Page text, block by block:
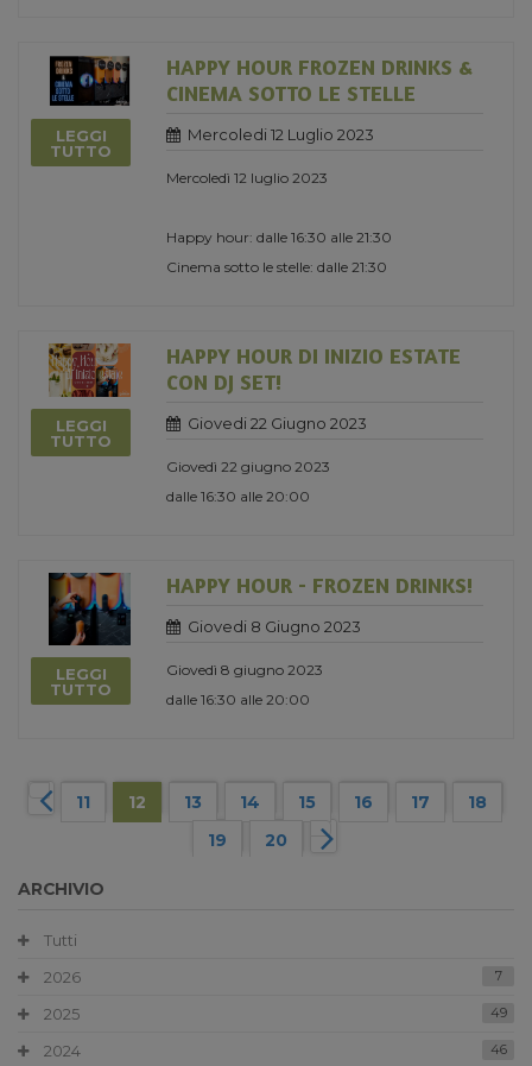
LEGGI
TUTTO
HAPPY HOUR FROZEN DRINKS &
CINEMA SOTTO LE STELLE
Mercoledi 12 Luglio 2023
Mercoledì 12 luglio 2023
Happy hour: dalle 16:30 alle 21:30
Cinema sotto le stelle: dalle 21:30
LEGGI
TUTTO
HAPPY HOUR DI INIZIO ESTATE
CON DJ SET!
Giovedi 22 Giugno 2023
Giovedì 22 giugno 2023
dalle 16:30 alle 20:00
LEGGI
TUTTO
HAPPY HOUR - FROZEN DRINKS!
Giovedi 8 Giugno 2023
Giovedì 8 giugno 2023
dalle 16:30 alle 20:00
11 12 13 14 15 16 17
18
19
20
ARCHIVIO
Tutti
2026
7
2025 49
2024 46